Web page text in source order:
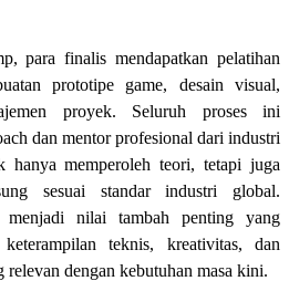
para finalis mendapatkan pelatihan
prototipe game, desain visual,
proyek. Seluruh proses ini
dan mentor profesional dari industri
hanya memperoleh teori, tetapi juga
sesuai standar industri global.
menjadi nilai tambah penting yang
teknis, kreativitas, dan
dengan kebutuhan masa kini.